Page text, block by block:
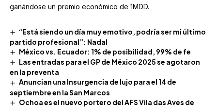
ganándose un premio económico de 1MDD.
“Está siendo un día muy emotivo, podría ser mi último
partido profesional”: Nadal
México vs. Ecuador: 1% de posibilidad, 99% de fe
Las entradas para el GP de México 2025 se agotaron
en la preventa
Anuncian una Insurgencia de lujo para el 14 de
septiembre en la San Marcos
Ochoa es el nuevo portero del AFS Vila das Aves de